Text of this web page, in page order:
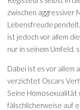
zwischen aggressiver
Lebensfreude
ist jedoch vor allem
nur in seinem Umfeld,
Dabei ist es vor allem
verzichtet Oscars
Seine Homosexualität
fälschlicherweise auf